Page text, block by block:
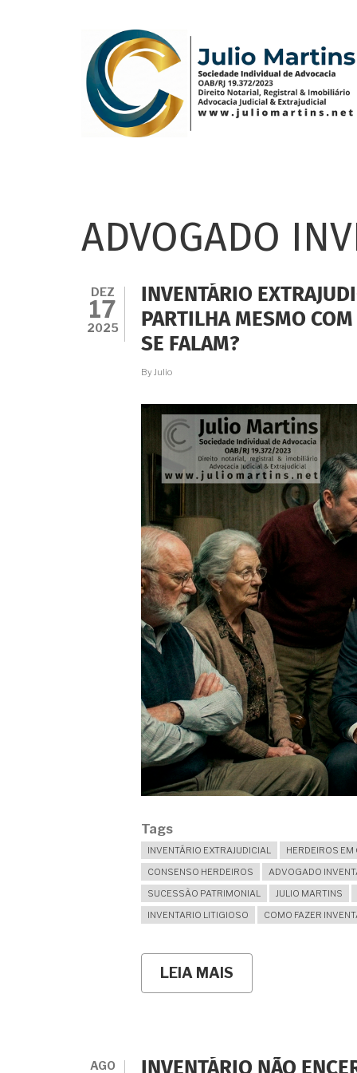
ADVOGADO
DEZ
17
2025
INVENTÁRIO
PARTILHA MESMO
SE FALAM?
ByJulio
Tags
INVENTÁRIO EXTRAJUDICIAL HERDEIROS EM
CONSENSO HERDEIROS
ADVOGADO
SUCESSÃO PATRIMONIAL
JULIO MARTINS
INVENTARIO LITIGIOSO
COMO FAZER
LEIA MAIS
INVENTÁRIO
A
AGO